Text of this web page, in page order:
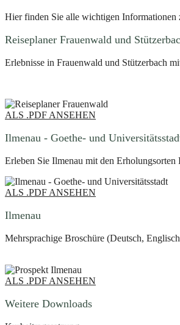
Hier finden Sie alle wichtigen Informationen
Reiseplaner Frauenwald und
Erlebnisse in Frauenwald und Stützerbach
ALS .PDF ANSEHEN
Ilmenau - Goethe- und
Erleben Sie Ilmenau mit den
ALS .PDF ANSEHEN
Ilmenau
Mehrsprachige Broschüre (Deutsch,
ALS .PDF ANSEHEN
Weitere Downloads